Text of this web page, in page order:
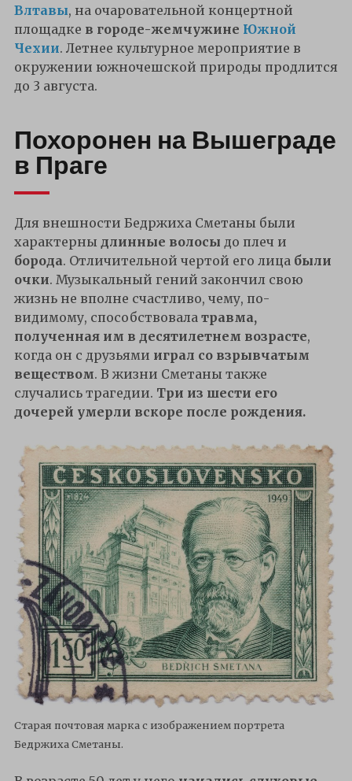
Влтавы, на очаровательной концертной
площадке в городе-жемчужине Южной
Чехии. Летнее культурное мероприятие в
окружении южночешской природы продлится
до 3 августа.
Похоронен на Вышеграде
в Праге
Для внешности Бедржиха Сметаны были
характерны длинные волосы до плеч и
борода. Отличительной чертой его лица были
очки. Музыкальный гений закончил свою
жизнь не вполне счастливо, чему, по-
видимому, способствовала травма,
полученная им в десятилетнем возрасте,
когда он с друзьями играл со взрывчатым
веществом. В жизни Сметаны также
случались трагедии. Три из шести его
дочерей умерли вскоре после рождения.
Старая почтовая марка с изображением портрета
Бедржиха Сметаны.